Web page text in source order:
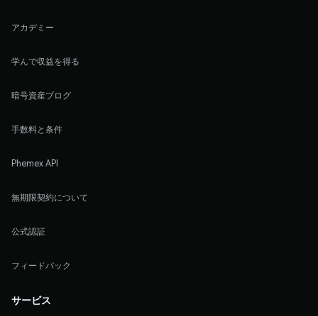
アカデミー
学んで収益を得る
暗号資産ブログ
手数料と条件
Phemex API
無期限契約について
公式認証
フィードバック
サービス